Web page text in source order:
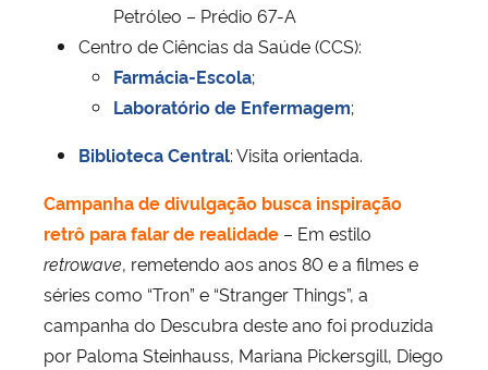
Petróleo – Prédio 67-A
Centro de Ciências da Saúde (CCS):
Farmácia-Escola;
Laboratório de Enfermagem;
Biblioteca Central: Visita orientada.
Campanha de divulgação busca inspiração
retrô para falar de realidade – Em estilo
retrowave, remetendo aos anos 80 e a filmes e
séries como “Tron” e “Stranger Things”, a
campanha do Descubra deste ano foi produzida
por Paloma Steinhauss, Mariana Pickersgill, Diego